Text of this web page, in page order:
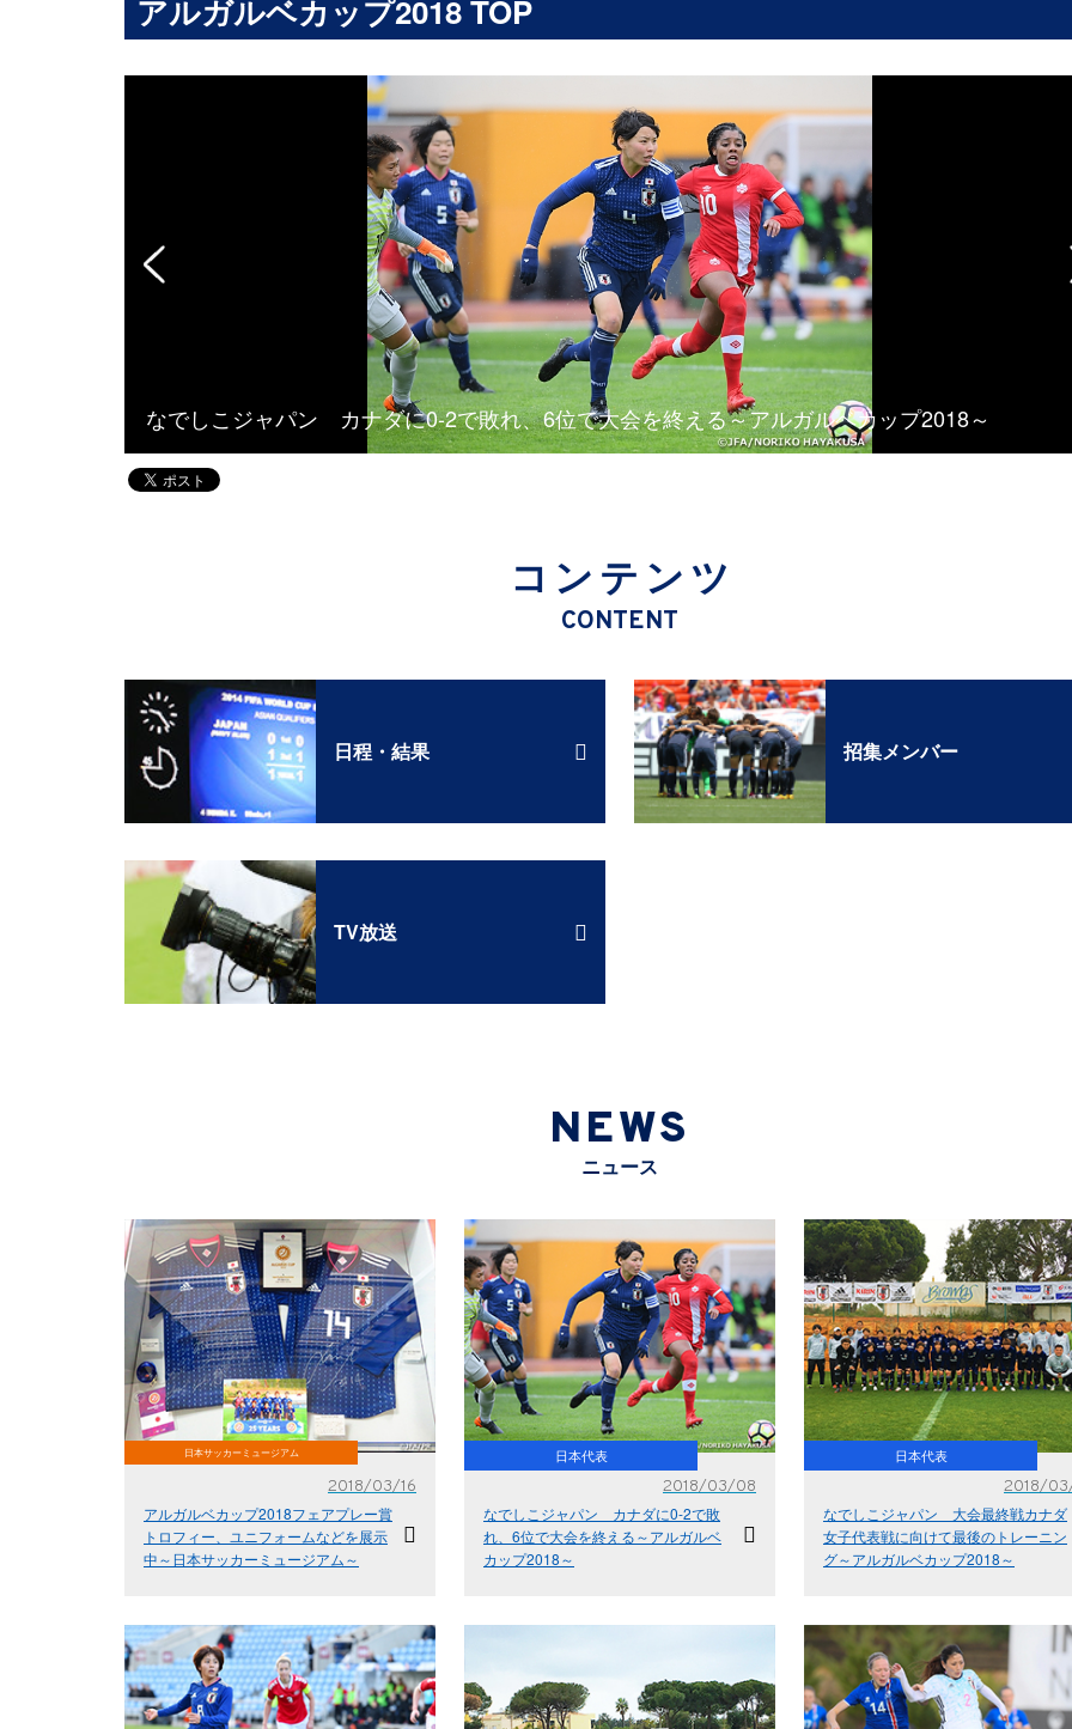
アルガルベカップ2018 TOP
なでしこジャパン カナダに0-2で敗れ、6位で大会を終える～アルガルベカップ2018～
コンテンツ
CONTENT
日程・結果 招集メンバー
TV放送
NEWS
ニュース
日本サッカーミュージアム
2018/03/16
アルガルベカップ2018フェアプレー賞
トロフィー、ユニフォームなどを展示
中～日本サッカーミュージアム～
日本代表
2018/03/08
なでしこジャパン カナダに0-2で敗
れ、6位で大会を終える～アルガルベ
カップ2018～
日本代表
2018/
なでしこジャパン 大会最終戦カナダ
女子代表戦に向けて最後のトレーニン
グ～アルガルベカップ2018～